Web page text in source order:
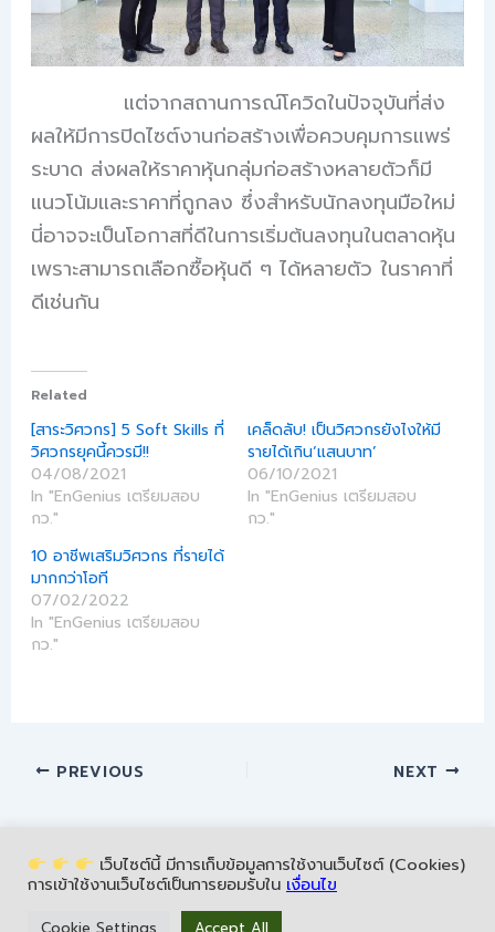
แต่จากสถานการณ์โควิดในปัจจุบันที่ส่ง
ผลให้มีการปิดไซต์งานก่อสร้างเพื่อควบคุมการแพร่
ระบาด ส่งผลให้ราคาหุ้นกลุ่มก่อสร้างหลายตัวก็มี
แนวโน้มและราคาที่ถูกลง ซึ่งสำหรับนักลงทุนมือใหม่
นี่อาจจะเป็นโอกาสที่ดีในการเริ่มต้นลงทุนในตลาดหุ้น
เพราะสามารถเลือกซื้อหุ้นดี ๆ ได้หลายตัว ในราคาที่
ดีเช่นกัน
Related
[สาระวิศวกร] 5 Soft Skills ที่
วิศวกรยุคนี้ควรมี!!
04/08/2021
In "EnGenius เตรียมสอบ
กว."
เคล็ดลับ! เป็นวิศวกรยังไงให้มี
รายได้เกิน‘แสนบาท’
06/10/2021
In "EnGenius เตรียมสอบ
กว."
10 อาชีพเสริมวิศวกร ที่รายได้
มากกว่าโอที
07/02/2022
In "EnGenius เตรียมสอบ
กว."
PREVIOUS NEXT
Copyright © 2026 NeighborSoft | All Rights Reserved.
เว็บไซต์นี้ มีการเก็บข้อมูลการใช้งานเว็บไซต์ (Cookies)
การเข้าใช้งานเว็บไซต์เป็นการยอมรับใน เงื่อนไข